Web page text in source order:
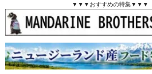
▼▼▼おすすめの特集▼▼▼